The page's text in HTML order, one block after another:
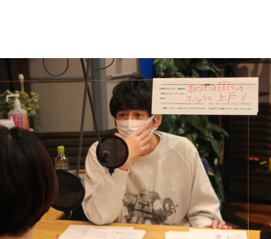
イベント・グッズ
YouTube
会社情報